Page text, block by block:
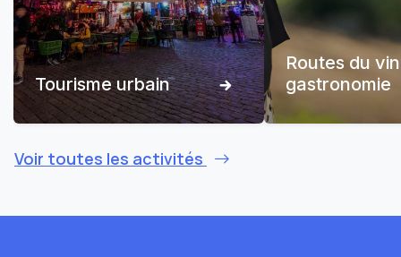
Tourisme urbain
Routes du
gastronomie
Voir toutes les activités